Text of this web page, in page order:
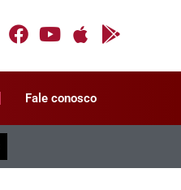
Fale conosco